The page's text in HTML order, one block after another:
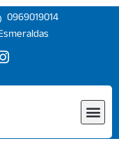
0969019014
I
s
r